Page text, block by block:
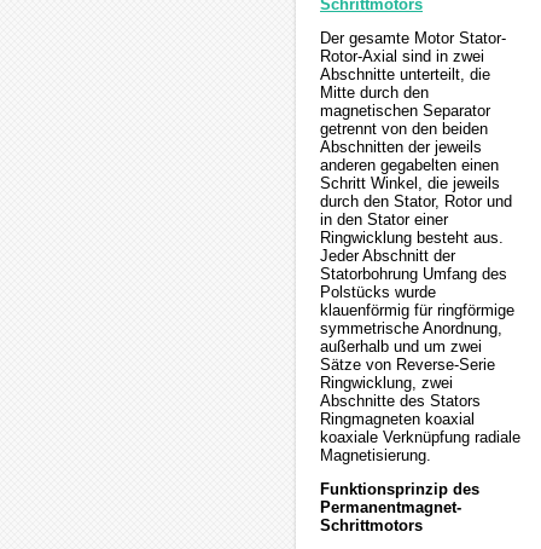
Schrittmotors
Der gesamte Motor Stator-
Rotor-Axial sind in zwei
Abschnitte unterteilt, die
Mitte durch den
magnetischen Separator
getrennt von den beiden
Abschnitten der jeweils
anderen gegabelten einen
Schritt Winkel, die jeweils
durch den Stator, Rotor und
in den Stator einer
Ringwicklung besteht aus.
Jeder Abschnitt der
Statorbohrung Umfang des
Polstücks wurde
klauenförmig für ringförmige
symmetrische Anordnung,
außerhalb und um zwei
Sätze von Reverse-Serie
Ringwicklung, zwei
Abschnitte des Stators
Ringmagneten koaxial
koaxiale Verknüpfung radiale
Magnetisierung.
Funktionsprinzip des
Permanentmagnet-
Schrittmotors